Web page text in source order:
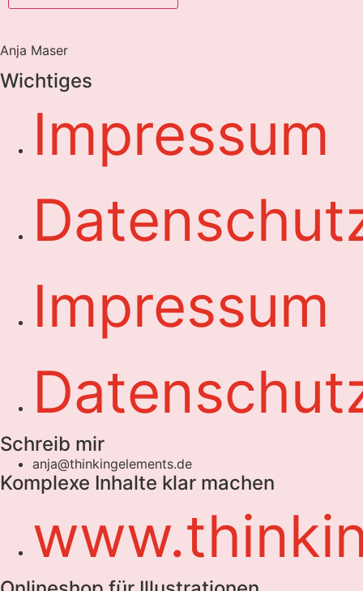
Anja Maser
Wichtiges
Impressum
Impressum
Schreib mir
anja@thinkingelements.de
Komplexe Inhalte klar machen